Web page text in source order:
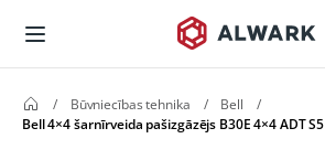
/ Būvniecības tehnika / Bell
/
Bell 4×4 šarnīrveida pašizgāzējs B30E 4×4 ADT S5